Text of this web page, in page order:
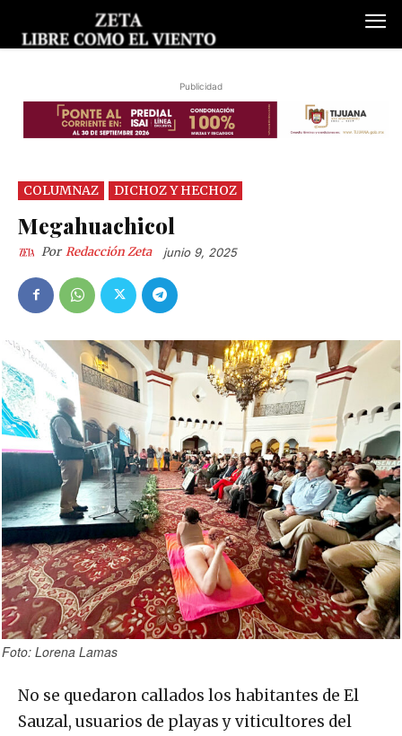
Publicidad
COLUMNAZ DICHOZ Y HECHOZ
Megahuachicol
Por Redacción Zeta junio 9, 2025
Foto: Lorena Lamas
No se quedaron callados los habitantes de El
Sauzal, usuarios de playas y viticultores del